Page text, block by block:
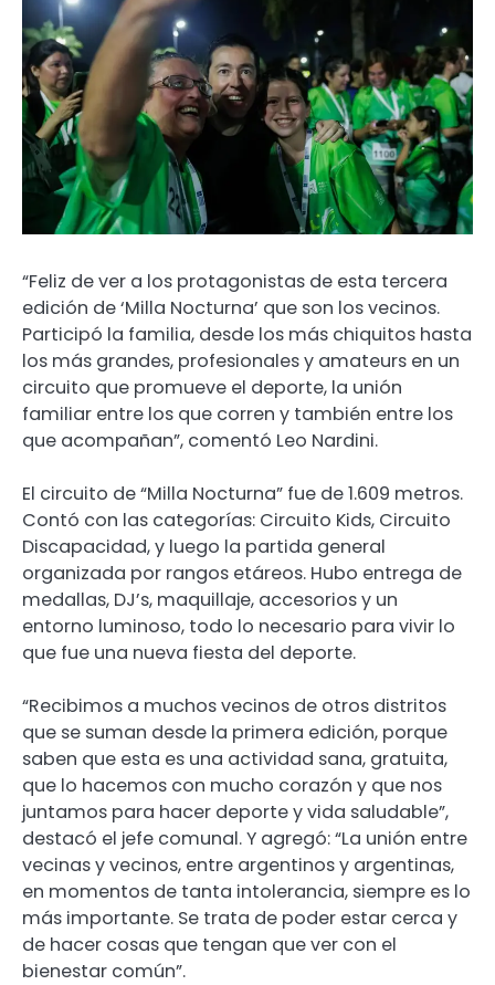
“Feliz de ver a los protagonistas de esta tercera
edición de ‘Milla Nocturna’ que son los vecinos.
Participó la familia, desde los más chiquitos hasta
los más grandes, profesionales y amateurs en un
circuito que promueve el deporte, la unión
familiar entre los que corren y también entre los
que acompañan”, comentó Leo Nardini.
El circuito de “Milla Nocturna” fue de 1.609 metros.
Contó con las categorías: Circuito Kids, Circuito
Discapacidad, y luego la partida general
organizada por rangos etáreos. Hubo entrega de
medallas, DJ’s, maquillaje, accesorios y un
entorno luminoso, todo lo necesario para vivir lo
que fue una nueva fiesta del deporte.
“Recibimos a muchos vecinos de otros distritos
que se suman desde la primera edición, porque
saben que esta es una actividad sana, gratuita,
que lo hacemos con mucho corazón y que nos
juntamos para hacer deporte y vida saludable”,
destacó el jefe comunal. Y agregó: “La unión entre
vecinas y vecinos, entre argentinos y argentinas,
en momentos de tanta intolerancia, siempre es lo
más importante. Se trata de poder estar cerca y
de hacer cosas que tengan que ver con el
bienestar común”.